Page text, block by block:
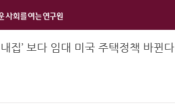
내집’ 보다 임대 미국 주택정책 바뀐다